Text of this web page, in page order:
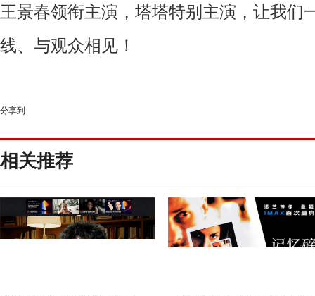
王景春领衔主演，塔塔特别主演，让我们
线、与观众相见！
分享到
相关推荐